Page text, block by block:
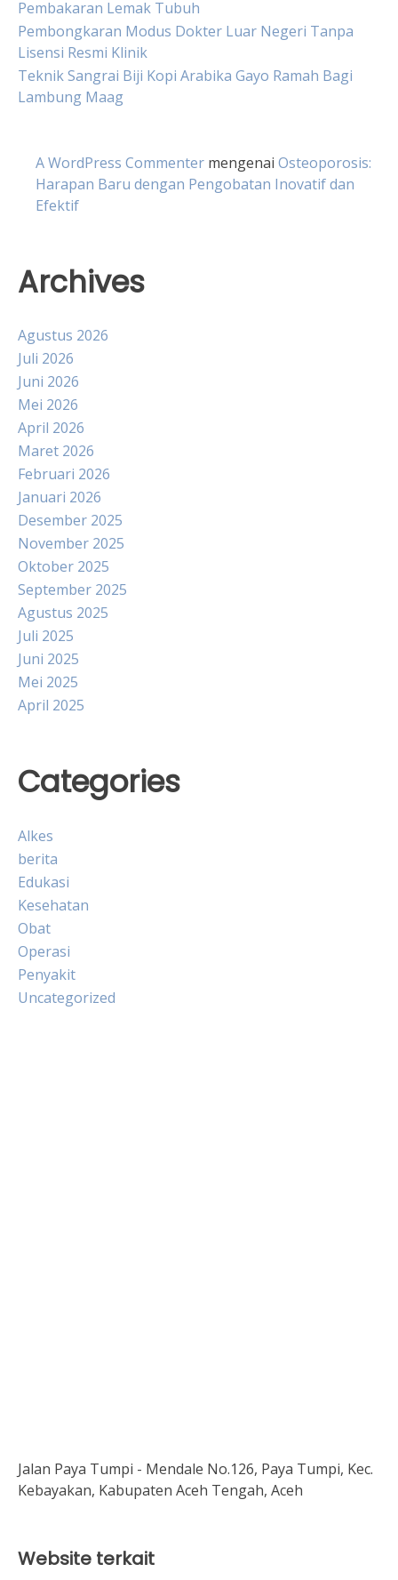
Pembakaran Lemak Tubuh
Pembongkaran Modus Dokter Luar Negeri Tanpa
Lisensi Resmi Klinik
Teknik Sangrai Biji Kopi Arabika Gayo Ramah Bagi
Lambung Maag
A WordPress Commenter mengenai Osteoporosis:
Harapan Baru dengan Pengobatan Inovatif dan
Efektif
Archives
Agustus 2026
Juli 2026
Juni 2026
Mei 2026
April 2026
Maret 2026
Februari 2026
Januari 2026
Desember 2025
November 2025
Oktober 2025
September 2025
Agustus 2025
Juli 2025
Juni 2025
Mei 2025
April 2025
Categories
Alkes
berita
Edukasi
Kesehatan
Obat
Operasi
Penyakit
Uncategorized
Jalan Paya Tumpi - Mendale No.126, Paya Tumpi, Kec.
Kebayakan, Kabupaten Aceh Tengah, Aceh
Website terkait